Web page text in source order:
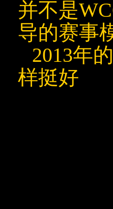
并不是
导的赛事
2013年
样挺好